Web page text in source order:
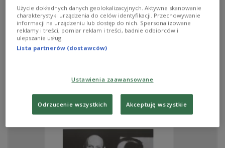
"Ocenzurowane" Eweliny Karpacz-Oboładze to pierwszy
reportaż, który powstał w ramach akcji "Zaczęło się 4
czerwca". Jak pamiętamy cenzurę i cenzorów? Cenzura
zniknęła z naszego życia w 1990 roku, choć już po
czerwcu '89 praktycznie nie ingerowała.
Użycie dokładnych danych geolokalizacyjnych. Aktywne skanowanie
charakterystyki urządzenia do celów identyfikacji. Przechowywanie
informacji na urządzeniu lub dostęp do nich. Spersonalizowane
reklamy i treści, pomiar reklam i treści, badnie odbiorców i
ulepszanie usług.
Lista partnerów (dostawców)
Ustawienia zaawansowane
Odrzucenie wszystkich Akceptuję wszystkie